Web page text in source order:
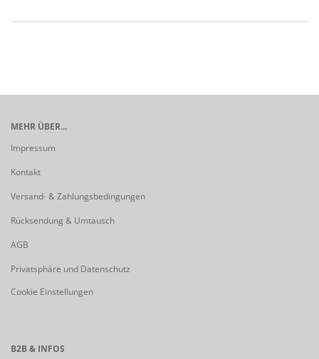
MEHR ÜBER...
Impressum
Kontakt
Versand- & Zahlungsbedingungen
Rücksendung & Umtausch
AGB
Privatsphäre und Datenschutz
Cookie Einstellungen
B2B & INFOS